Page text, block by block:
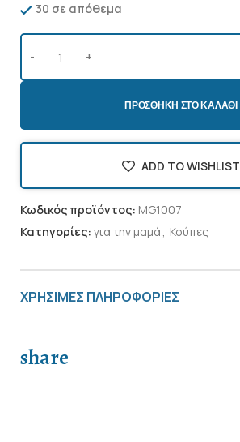
30 σε απόθεμα
ΠΡΟΣΘΉΚΗ ΣΤΟ ΚΑΛΆΘΙ
ADD TO WISHLIST
Κωδικός προϊόντος: MG1007
Κατηγορίες: για την μαμά Κούπες
ΧΡΗΣΙΜΕΣ ΠΛΗΡΟΦΟΡΙΕΣ
share